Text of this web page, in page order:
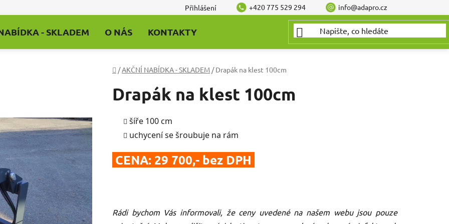
Přihlášení +420 775 529 294 info@adapro.cz
- SKLADEM O NÁS KONTAKTY
Domů
/AKČNÍ NABÍDKA - SKLADEM / Drapák na klest 100cm
Drapák na klest 100cm
šíře 100 cm
uchycení se šroubuje na rám
CENA: 29 700,- bez DPH
Rádi bychom Vás informovali, že ceny uvedené na našem webu jsou pouze